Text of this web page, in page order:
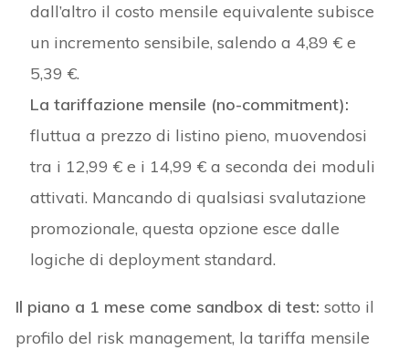
dall’altro il costo mensile equivalente subisce
un incremento sensibile, salendo a 4,89 € e
5,39 €.
La tariffazione mensile (no-commitment):
fluttua a prezzo di listino pieno, muovendosi
tra i 12,99 € e i 14,99 € a seconda dei moduli
attivati. Mancando di qualsiasi svalutazione
promozionale, questa opzione esce dalle
logiche di deployment standard.
Il piano a 1 mese come sandbox di test: sotto il
profilo del risk management, la tariffa mensile